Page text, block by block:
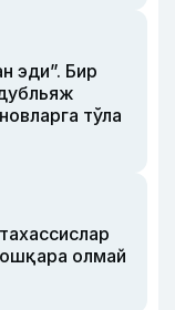
эди”. Бир
тўла
олмай